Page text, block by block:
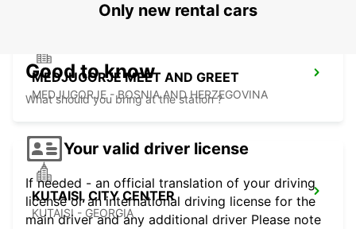
MEDJUGORJE MEET AND GREET
MEDJUGORJE - BOSNIA AND HERZEGOVINA
KUTAISI, CITY CENTER
KUTAISI - GEORGIA
Only new rental cars
Good to know
What should you bring at the station ?
Your valid driver license
If needed - an official translation of your driving
license or an international driving license for the
main driver and any additional driver Please note